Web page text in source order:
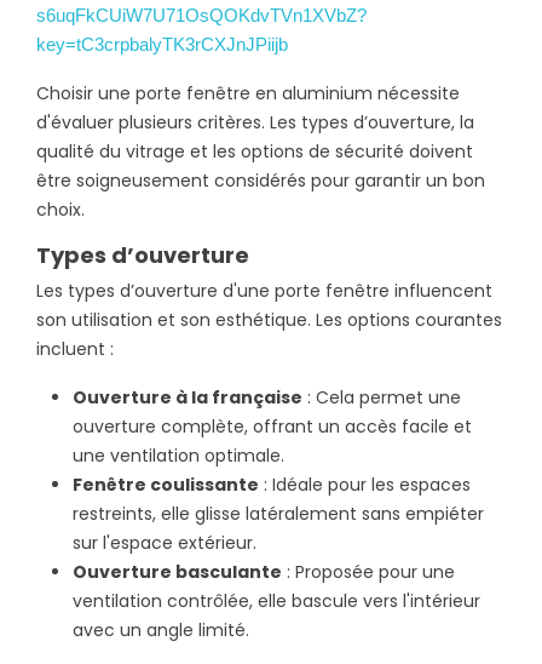
Choisir une porte fenêtre en aluminium nécessite
d'évaluer plusieurs critères. Les types d’ouverture, la
qualité du vitrage et les options de sécurité doivent
être soigneusement considérés pour garantir un bon
choix.
Types d’ouverture
Les types d’ouverture d'une porte fenêtre influencent
son utilisation et son esthétique. Les options courantes
incluent :
Ouverture à la française : Cela permet une
ouverture complète, offrant un accès facile et
une ventilation optimale.
Fenêtre coulissante : Idéale pour les espaces
restreints, elle glisse latéralement sans empiéter
sur l'espace extérieur.
Ouverture basculante : Proposée pour une
ventilation contrôlée, elle bascule vers l'intérieur
avec un angle limité.